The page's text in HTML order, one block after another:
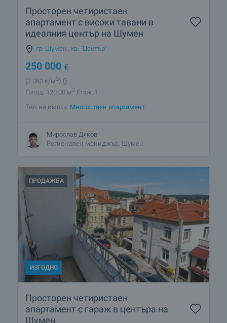
Просторен четиристаен
апартамент с високи тавани в
идеалния център на Шумен
гр. Шумен , кв. "Център"
250 000 €
(2 083 €/м2) ()
Площ: 120.00 м2 Етаж: 1
Тип на имота: Многостаен апартамент
Мирослав Дяков
Регионален мениджър, Шумен
ПРОДАЖБА
ИЗГОДНО
Просторен четиристаен
апартамент с гараж в центъра на
Шумен